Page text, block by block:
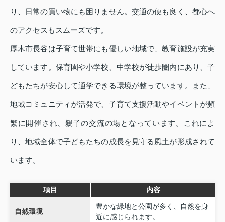
り、日常の買い物にも困りません。交通の便も良く、都心へ
のアクセスもスムーズです。
厚木市長谷は子育て世帯にも優しい地域で、教育施設が充実
しています。保育園や小学校、中学校が徒歩圏内にあり、子
どもたちが安心して通学できる環境が整っています。また、
地域コミュニティが活発で、子育て支援活動やイベントが頻
繁に開催され、親子の交流の場となっています。これによ
り、地域全体で子どもたちの成長を見守る風土が形成されて
います。
項目 内容
自然環境
豊かな緑地と公園が多く、自然を身
近に感じられます。